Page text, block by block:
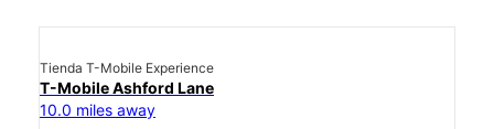
Tienda T-Mobile Experience
T-Mobile Ashford Lane
10.0 miles away